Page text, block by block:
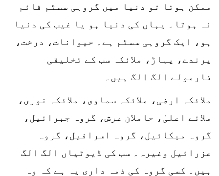
ممکن ہوتا تو دنیا میں گروہی سسٹم قائم
نہ ہوتا۔ یہاں کی دنیا ہو یا غیب کی دنیا
ہو، ایک گروہی سسٹم ہے۔ حیوانات، درخت،
پرندے، پہاڑ، ملائکہ سب کے تخلیقی
فارمولے الگ الگ ہیں۔
ملائکہ ارضی، ملائکہ سماوی، ملائکہ نوری،
ملائے اعلیٰ، حاملان عرش، گروہ جبرائیل،
گروہ میکائیل، گروہ اسرافیل، گروہ
عزرائیل وغیرہ۔ سب کی ڈیوٹیاں الگ الگ
ہیں۔ کسی گروہ کی ذمہ داری یہ ہے کہ وہ